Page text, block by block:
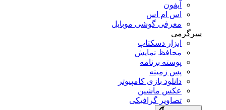
آیفون
اس ام اس
معرفی گوشی موبایل
سرگرمی
ابزار دسکتاپ
محافظ نمایش
پوسته برنامه
پس زمینه
دانلود بازی کامپیوتر
عکس ماشین
تصاویر گرافیکی